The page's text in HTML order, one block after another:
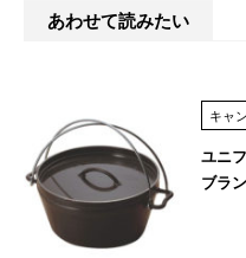
あわせて読みたい
キャ
ユニ
ブラ